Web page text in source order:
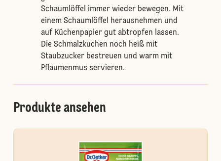
Schaumlöffel immer wieder bewegen. Mit
einem Schaumlöffel herausnehmen und
auf Küchenpapier gut abtropfen lassen.
Die Schmalzkuchen noch heiß mit
Staubzucker bestreuen und warm mit
Pflaumenmus servieren.
Produkte ansehen